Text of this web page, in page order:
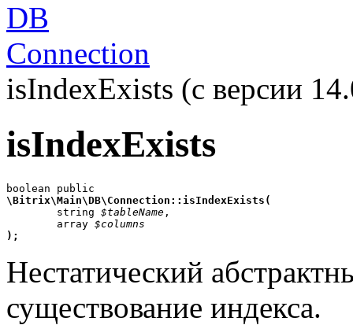
DB
Connection
isIndexExists (с версии
isIndexExists
\Bitrix\Main\DB\Connection::isIndexExists(
string $tableName ,
	array
$columns
);
Нестатический
существование индекса.